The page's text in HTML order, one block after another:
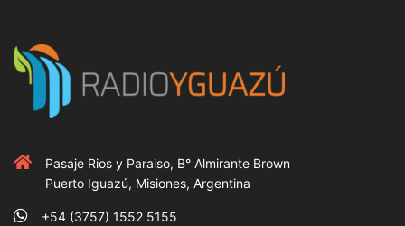
Pasaje Rios y Paraiso, B° Almirante Brown
Puerto Iguazú, Misiones, Argentina
+54 (3757) 1552 5155